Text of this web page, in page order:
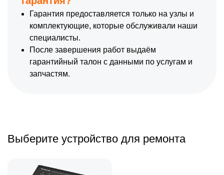
Гарантия предоставляется только на узлы и
комплектующие, которые обслуживали наши
специалисты.
После завершения работ выдаём
гарантийный талон с данными по услугам и
запчастям.
Выберите устройство для ремонта